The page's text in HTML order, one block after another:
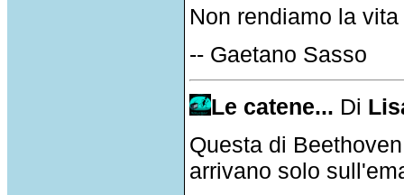
Non rendiamo la
-- Gaetano Sasso
Le catene... Di
Questa di
arrivano solo